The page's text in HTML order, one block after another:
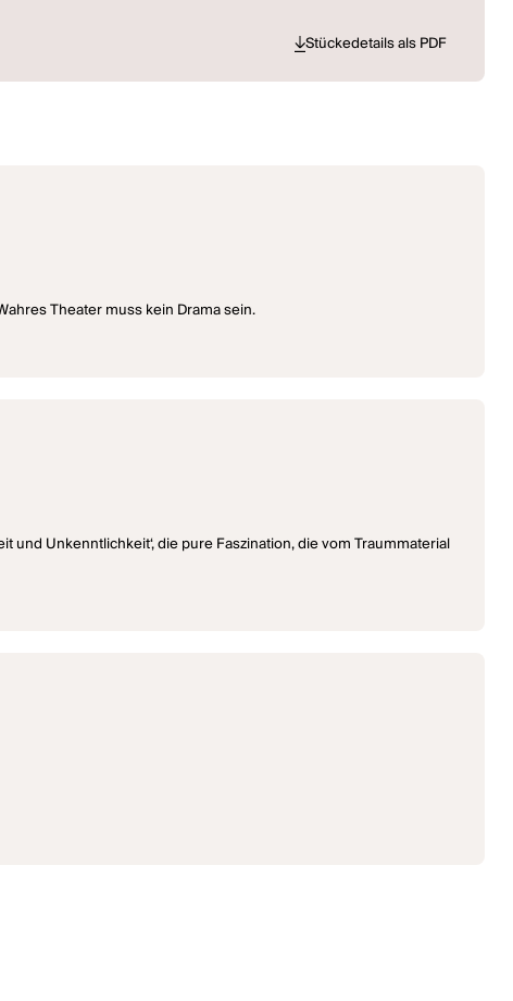
Stückedetails als PDF
Theater muss kein Drama sein.
Unkenntlichkeit‘, die pure Faszination, die vom Traummaterial